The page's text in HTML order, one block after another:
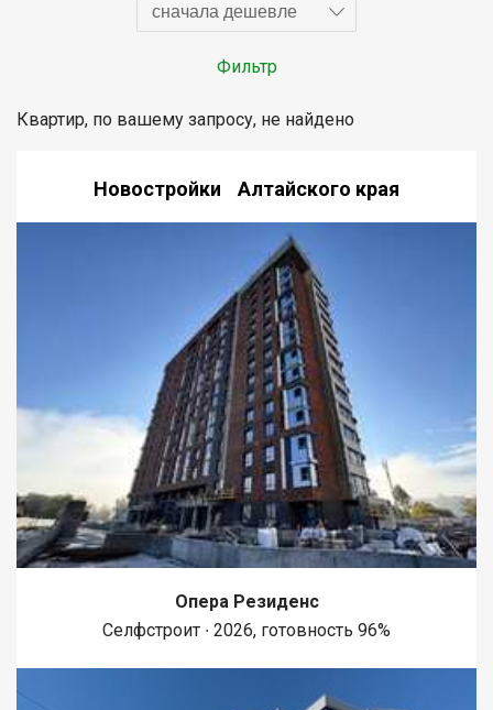
сначала дешевле
Фильтр
Квартир, по вашему запросу, не найдено
Новостройки Алтайского края
Опера Резиденс
Селфстроит ∙ 2026, готовность 96%